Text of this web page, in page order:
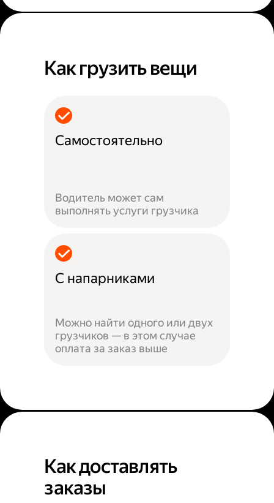
Как грузить вещи
Самостоятельно
Водитель может сам
выполнять услуги грузчика
С напарниками
Можно найти одного или двух
грузчиков — в этом случае
оплата за заказ выше
Как доставлять
заказы